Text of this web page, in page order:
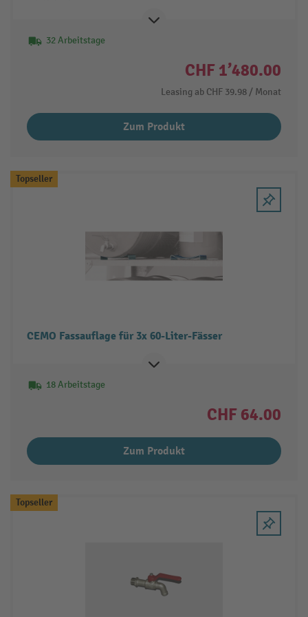
32 Arbeitstage
CHF 1’480.00
Leasing ab CHF 39.98 / Monat
Zum Produkt
Topseller
CEMO Fassauflage für 3x 60-Liter-Fässer
18 Arbeitstage
CHF 64.00
Zum Produkt
Topseller